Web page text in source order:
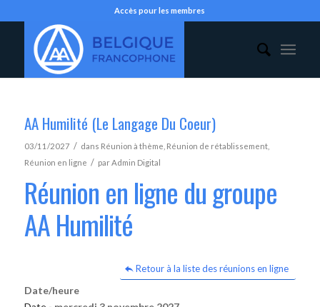
Accès pour les membres
AA Humilité (Le Langage Du Coeur)
03/11/2027 / dans Réunion à thème Réunion de rétablissement,
Réunion en ligne / parAdmin Digital
Réunion en ligne du groupe
AA Humilité
Retour à la liste des réunions en ligne
Date/heure